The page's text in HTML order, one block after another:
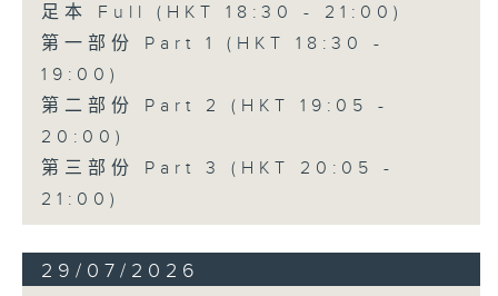
足本 Full (HKT 18:30 - 21:00)
第一部份 Part 1 (HKT 18:30 -
19:00)
第二部份 Part 2 (HKT 19:05 -
20:00)
第三部份 Part 3 (HKT 20:05 -
21:00)
29/07/2026